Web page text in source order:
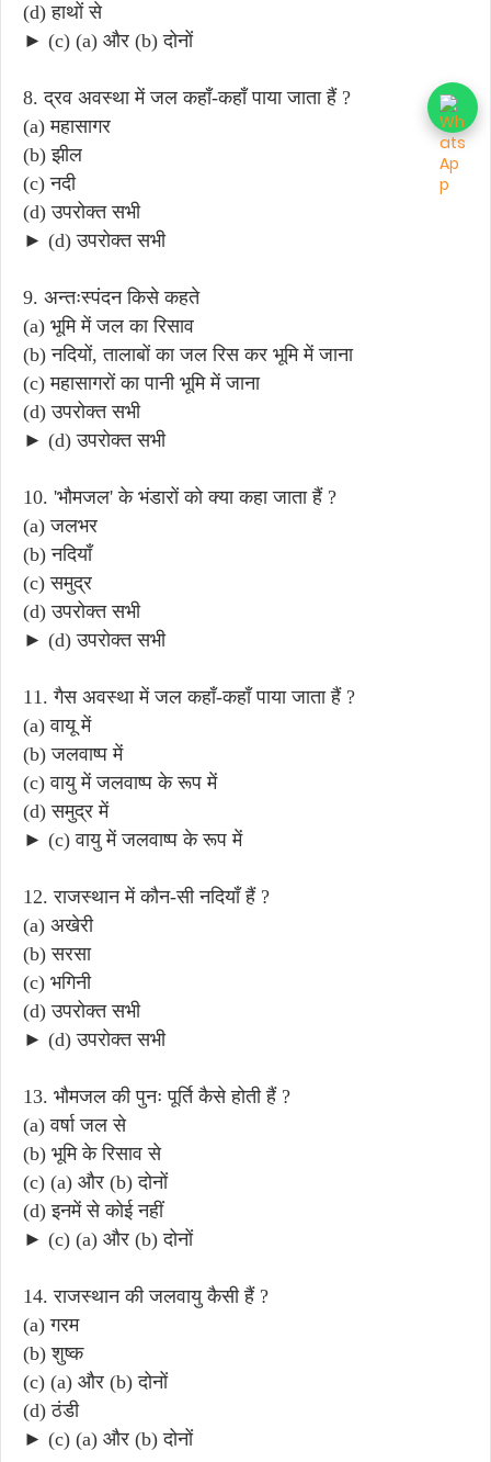
(d) हाथों से
► (c) (a) और (b) दोनों
8. द्रव अवस्था में जल कहाँ-कहाँ पाया जाता हैं ?
(a) महासागर
(b) झील
(c) नदी
(d) उपरोक्त सभी
► (d) उपरोक्त सभी
9. अन्तःस्पंदन किसे कहते
(a) भूमि में जल का रिसाव
(b) नदियों, तालाबों का जल रिस कर भूमि में जाना
(c) महासागरों का पानी भूमि में जाना
(d) उपरोक्त सभी
► (d) उपरोक्त सभी
10. 'भौमजल' के भंडारों को क्या कहा जाता हैं ?
(a) जलभर
(b) नदियाँ
(c) समुद्र
(d) उपरोक्त सभी
► (d) उपरोक्त सभी
11. गैस अवस्था में जल कहाँ-कहाँ पाया जाता हैं ?
(a) वायू में
(b) जलवाष्प में
(c) वायु में जलवाष्प के रूप में
(d) समुद्र में
► (c) वायु में जलवाष्प के रूप में
12. राजस्थान में कौन-सी नदियाँ हैं ?
(a) अखेरी
(b) सरसा
(c) भगिनी
(d) उपरोक्त सभी
► (d) उपरोक्त सभी
13. भौमजल की पुनः पूर्ति कैसे होती हैं ?
(a) वर्षा जल से
(b) भूमि के रिसाव से
(c) (a) और (b) दोनों
(d) इनमें से कोई नहीं
► (c) (a) और (b) दोनों
14. राजस्थान की जलवायु कैसी हैं ?
(a) गरम
(b) शुष्क
(c) (a) और (b) दोनों
(d) ठंडी
► (c) (a) और (b) दोनों